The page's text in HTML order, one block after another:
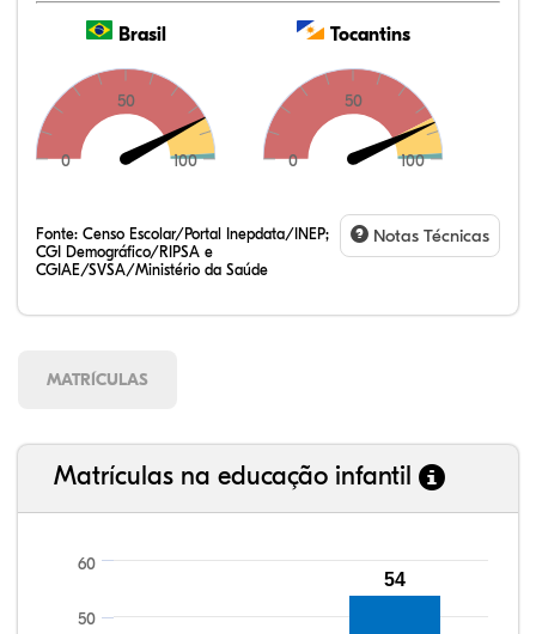
Brasil
0
50
100
Tocantins
0
50
100
Fonte: Censo Escolar/Portal Inepdata/INEP;
CGI Demográfico/RIPSA e
CGIAE/SVSA/Ministério da Saúde
Notas Técnicas
MATRÍCULAS
Matrículas na educação infantil
50
60
54